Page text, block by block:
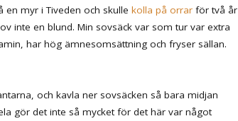
en myr i Tiveden och skulle kolla på orrar för två år
inte en blund. Min sovsäck var som tur var extra
har hög ämnesomsättning och fryser sällan.
och kavla ner sovsäcken så bara midjan
gör det inte så mycket för det här var något